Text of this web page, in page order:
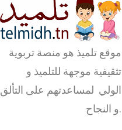
موقع تلميذ هو منصة تربوية
تثقيفية موجهة للتلميذ و
الولي لمساعدتهم على التألق
و النجاح.